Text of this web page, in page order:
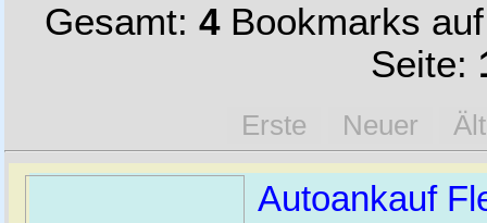
Gesamt: 4Bookmarks
Seite:
Erste Neuer
Autoankauf